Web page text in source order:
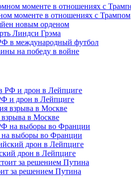
моменте в отношениях с Трампом
новым орденом
Линдси Грэма
в международный футбол
на победу в войне
и дрон в Лейпциге
взрыва в Москве
на выборы во Франции
дрон в Лейпциге
за решением Путина